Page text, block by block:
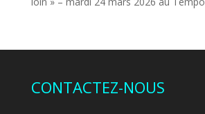
CONTACTEZ-NOUS